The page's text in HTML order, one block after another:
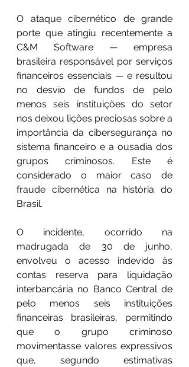
O ataque cibernético de grande
porte que atingiu recentemente a
C&M Software — empresa
brasileira responsável por serviços
financeiros essenciais — e resultou
no desvio de fundos de pelo
menos seis instituições do setor
nos deixou lições preciosas sobre a
importância da cibersegurança no
sistema financeiro e a ousadia dos
grupos criminosos. Este é
considerado o maior caso de
fraude cibernética na história do
Brasil.
O incidente, ocorrido na
madrugada de 30 de junho,
envolveu o acesso indevido às
contas reserva para liquidação
interbancária no Banco Central de
pelo menos seis instituições
financeiras brasileiras, permitindo
que o grupo criminoso
movimentasse valores expressivos
que, segundo estimativas